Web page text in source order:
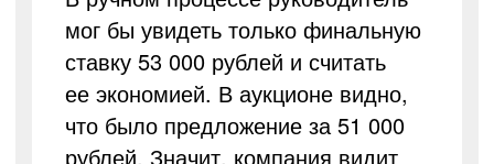
мог бы увидеть только финальную
ставку 53 000 рублей и считать
ее экономией. В аукционе видно,
что было предложение за 51 000
рублей. Значит, компания видит